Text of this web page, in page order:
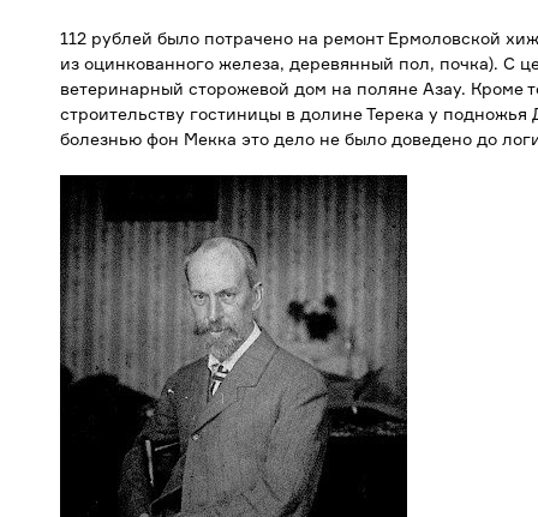
112 рублей было потрачено на ремонт Ермоловской
из оцинкованного железа, деревянный пол, почка). С
ветеринарный сторожевой дом на поляне Азау. Кроме
строительству гостиницы в долине Терека у
болезнью фон Мекка это дело не было доведено до